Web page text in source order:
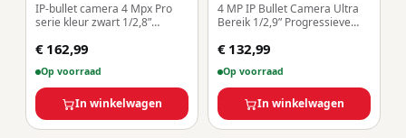
IP-bullet camera 4 Mpx Pro
serie kleur zwart 1/2,8”
Compressie
Lens 2,8 mm / LED’s Bereik 30
m WDR | Geïntegreerde
microfoon WEB, DSS/PSS,
smartphone en NVR
€ 162,99
Op voorraad
In winkelwagen
4 MP IP Bullet Camera Ultra
Bereik 1/2,9” Progressieve
H.265+ | POE | IP67 2,8 mm
Slimme functies Alarmen /
Audio / Ingebouwde
microfoon
€ 132,99
Op voorraad
In winkelwagen